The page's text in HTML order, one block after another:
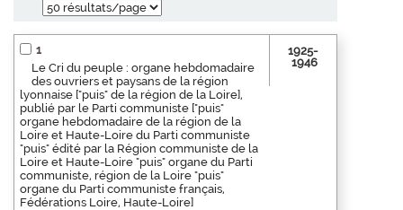
1
Le Cri du peuple : organe hebdomadaire
des ouvriers et paysans de la région
lyonnaise ["puis" de la région de la Loire],
publié par le Parti communiste ["puis"
organe hebdomadaire de la région de la
Loire et Haute-Loire du Parti communiste
"puis" édité par la Région communiste de la
Loire et Haute-Loire "puis" organe du Parti
communiste, région de la Loire "puis"
organe du Parti communiste français,
Fédérations Loire, Haute-Loire]
1925-
1946